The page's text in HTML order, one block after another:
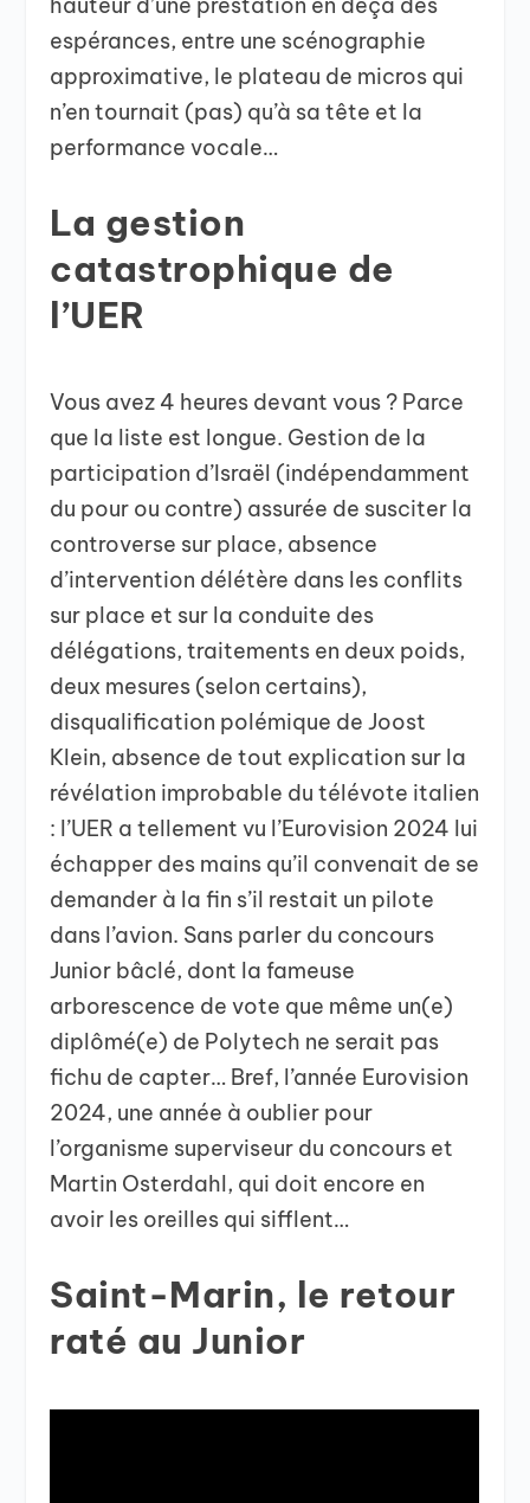
hauteur d’une prestation en deça des
espérances, entre une scénographie
approximative, le plateau de micros qui
n’en tournait (pas) qu’à sa tête et la
performance vocale…
La gestion
catastrophique de
l’UER
Vous avez 4 heures devant vous ? Parce
que la liste est longue. Gestion de la
participation d’Israël (indépendamment
du pour ou contre) assurée de susciter la
controverse sur place, absence
d’intervention délétère dans les conflits
sur place et sur la conduite des
délégations, traitements en deux poids,
deux mesures (selon certains),
disqualification polémique de Joost
Klein, absence de tout explication sur la
révélation improbable du télévote italien
: l’UER a tellement vu l’Eurovision 2024 lui
échapper des mains qu’il convenait de se
demander à la fin s’il restait un pilote
dans l’avion. Sans parler du concours
Junior bâclé, dont la fameuse
arborescence de vote que même un(e)
diplômé(e) de Polytech ne serait pas
fichu de capter… Bref, l’année Eurovision
2024, une année à oublier pour
l’organisme superviseur du concours et
Martin Osterdahl, qui doit encore en
avoir les oreilles qui sifflent…
Saint-Marin, le retour
raté au Junior